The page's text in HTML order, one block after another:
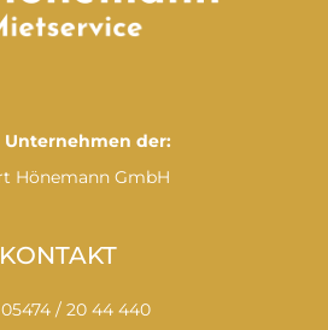
Unternehmen der:
Hönemann GmbH
KONTAKT
05474 / 20 44 440